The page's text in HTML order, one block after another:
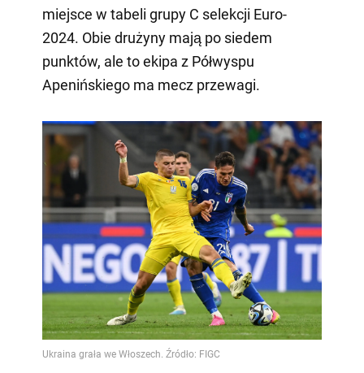
miejsce w tabeli grupy C selekcji Euro-
2024. Obie drużyny mają po siedem
punktów, ale to ekipa z Półwyspu
Apenińskiego ma mecz przewagi.